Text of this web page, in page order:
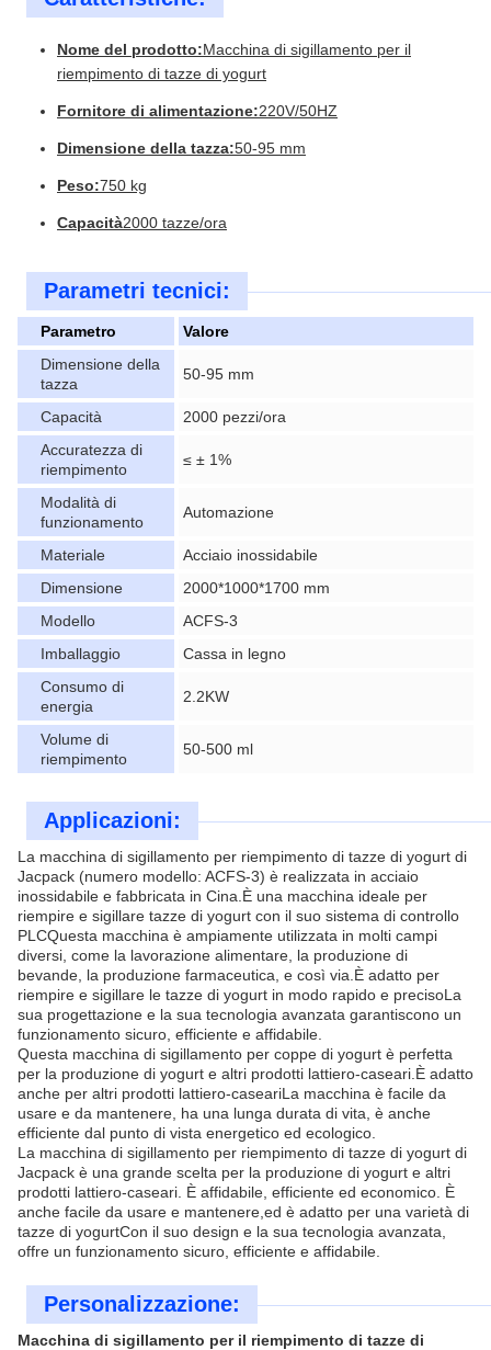
Nome del prodotto:Macchina di sigillamento per il
riempimento di tazze di yogurt
Fornitore di alimentazione:220V/50HZ
Dimensione della tazza:50-95 mm
Peso:750 kg
Capacità2000 tazze/ora
Parametri tecnici:
Parametro
Valore
Dimensione della
tazza
50-95 mm
Capacità
2000 pezzi/ora
Accuratezza di
riempimento
≤ ± 1%
Modalità di
funzionamento
Automazione
Materiale
Acciaio inossidabile
Dimensione
2000*1000*1700 mm
Modello
ACFS-3
Imballaggio
Cassa in legno
Consumo di
energia
2.2KW
Volume di
riempimento
50-500 ml
Applicazioni:
La macchina di sigillamento per riempimento di tazze di yogurt di
Jacpack (numero modello: ACFS-3) è realizzata in acciaio
inossidabile e fabbricata in Cina.È una macchina ideale per
riempire e sigillare tazze di yogurt con il suo sistema di controllo
PLCQuesta macchina è ampiamente utilizzata in molti campi
diversi, come la lavorazione alimentare, la produzione di
bevande, la produzione farmaceutica, e così via.È adatto per
riempire e sigillare le tazze di yogurt in modo rapido e precisoLa
sua progettazione e la sua tecnologia avanzata garantiscono un
funzionamento sicuro, efficiente e affidabile.
Questa macchina di sigillamento per coppe di yogurt è perfetta
per la produzione di yogurt e altri prodotti lattiero-caseari.È adatto
anche per altri prodotti lattiero-caseariLa macchina è facile da
usare e da mantenere, ha una lunga durata di vita, è anche
efficiente dal punto di vista energetico ed ecologico.
La macchina di sigillamento per riempimento di tazze di yogurt di
Jacpack è una grande scelta per la produzione di yogurt e altri
prodotti lattiero-caseari. È affidabile, efficiente ed economico. È
anche facile da usare e mantenere,ed è adatto per una varietà di
tazze di yogurtCon il suo design e la sua tecnologia avanzata,
offre un funzionamento sicuro, efficiente e affidabile.
Personalizzazione:
Macchina di sigillamento per il riempimento di tazze di